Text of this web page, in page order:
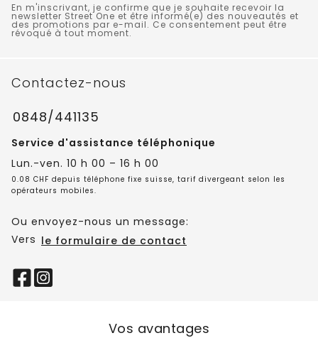
En m'inscrivant, je confirme que je souhaite recevoir la
newsletter Street One et être informé(e) des nouveautés et
des promotions par e-mail. Ce consentement peut être
révoqué à tout moment.
Contactez-nous
0848/441135
Service d'assistance téléphonique
Lun.-ven. 10 h 00 – 16 h 00
0.08 CHF depuis téléphone fixe suisse, tarif divergeant selon les
opérateurs mobiles.
Ou envoyez-nous un message:
Vers le formulaire de contact
Vos avantages